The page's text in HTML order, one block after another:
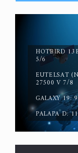
HOTBIRD
5/6
EUTELSAT
27500 V 7/8
GALAXY 19:
PALAPA D: